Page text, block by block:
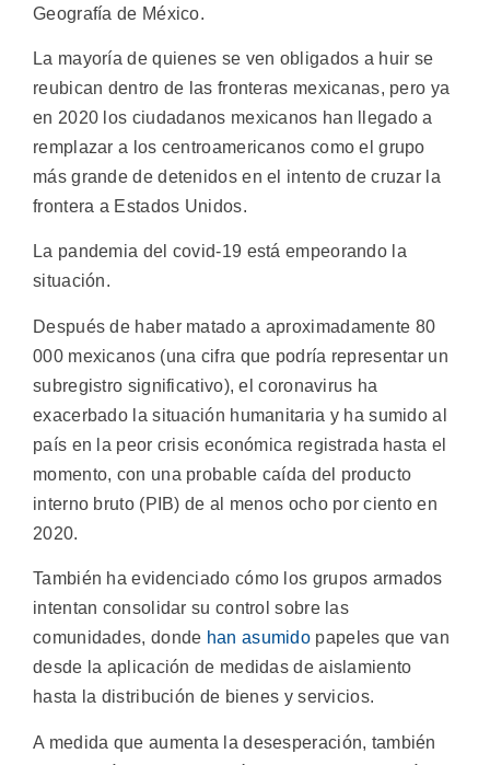
Geografía de México.
La mayoría de quienes se ven obligados a huir se
reubican dentro de las fronteras mexicanas, pero ya
en 2020 los ciudadanos mexicanos han llegado a
remplazar a los centroamericanos como el grupo
más grande de detenidos en el intento de cruzar la
frontera a Estados Unidos.
La pandemia del covid-19 está empeorando la
situación.
Después de haber matado a aproximadamente 80
000 mexicanos (una cifra que podría representar un
subregistro significativo), el coronavirus ha
exacerbado la situación humanitaria y ha sumido al
país en la peor crisis económica registrada hasta el
momento, con una probable caída del producto
interno bruto (PIB) de al menos ocho por ciento en
2020.
También ha evidenciado cómo los grupos armados
intentan consolidar su control sobre las
comunidades, donde han asumido papeles que van
desde la aplicación de medidas de aislamiento
hasta la distribución de bienes y servicios.
A medida que aumenta la desesperación, también